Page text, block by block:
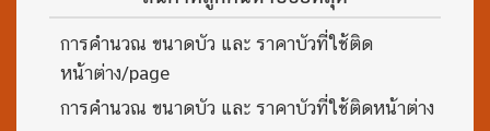
การคำนวณ ขนาดบัว และ ราคาบัวที่ใช้ติด
หน้าต่าง/page
การคำนวณ ขนาดบัว และ ราคาบัวที่ใช้ติดหน้าต่าง